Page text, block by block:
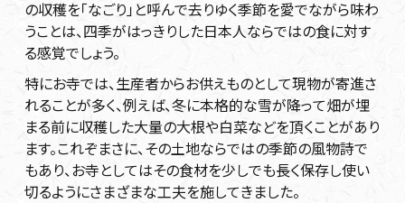
の収穫を「なごり」と呼んで去りゆく季節を愛でながら味わ
うことは、四季がはっきりした日本人ならではの食に対す
る感覚でしょう。
特にお寺では、生産者からお供えものとして現物が寄進さ
れることが多く、例えば、冬に本格的な雪が降って畑が埋
まる前に収穫した大量の大根や白菜などを頂くことがあり
ます。これぞまさに、その土地ならではの季節の風物詩で
もあり、お寺としてはその食材を少しでも長く保存し使い
切るようにさまざまな工夫を施してきました。